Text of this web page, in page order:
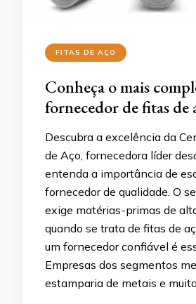
FITAS DE AÇO
Conheça o mais
fornecedor de fitas de
Descubra a excelência da
de Aço, fornecedora líder
entenda a importância de
fornecedor de qualidade. O
exige matérias-primas de
quando se trata de fitas de
um fornecedor confiável é
Empresas dos segmentos
estamparia de metais e